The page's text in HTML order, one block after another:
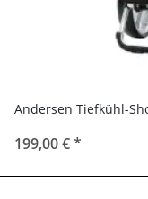
Andersen Tiefkühl-
199,00 €*